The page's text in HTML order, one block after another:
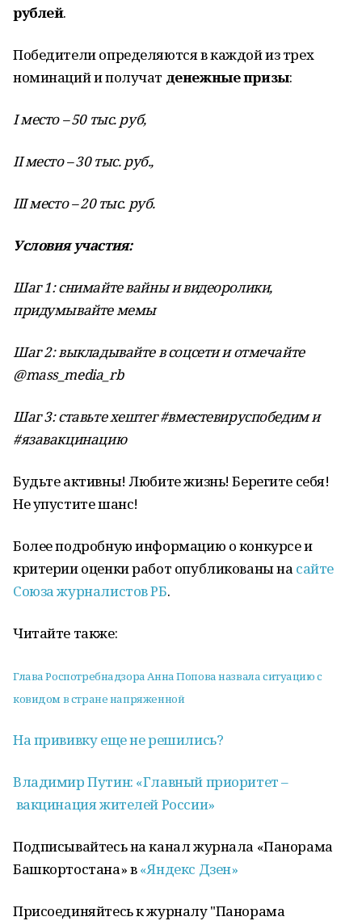
рублей.
Победители определяются в каждой из трех
номинаций и получат денежные призы:
I место – 50 тыс. руб,
II место – 30 тыс. руб.,
III место – 20 тыс. руб.
Условия участия:
Шаг 1: снимайте вайны и видеоролики,
придумывайте мемы
Шаг 2: выкладывайте в соцсети и отмечайте
@mass_media_rb
Шаг 3: ставьте хештег #вместевируспобедим и
#язавакцинацию
Будьте активны! Любите жизнь! Берегите себя!
Не упустите шанс!
Более подробную информацию о конкурсе и
критерии оценки работ опубликованы на сайте
Союза журналистов РБ.
Читайте также:
Глава Роспотребнадзора Анна Попова назвала ситуацию с
ковидом в стране напряженной
На прививку еще не решились?
Владимир Путин: «Главный приоритет –
вакцинацияжителей России»
Подписывайтесь на канал журнала «Панорама
Башкортостана» в«Яндекс Дзен»
Присоединяйтесь к журналу "Панорама